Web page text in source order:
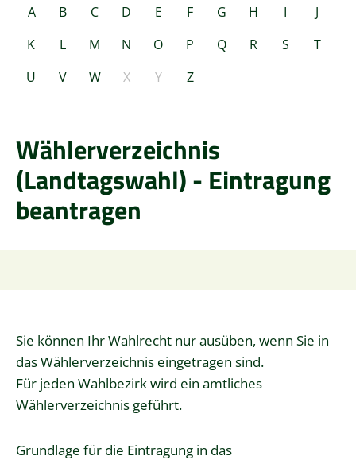
A B C D E F G H I
J
K
L M N O P Q R S
T
U
V W X Y Z
Wählerverzeichnis
(Landtagswahl) - Eintragung
beantragen
Sie können Ihr Wahlrecht nur ausüben, wenn Sie in
das Wählerverzeichnis eingetragen sind.
Für jeden Wahlbezirk wird ein amtliches
Wählerverzeichnis geführt.
Grundlage für die Eintragung in das